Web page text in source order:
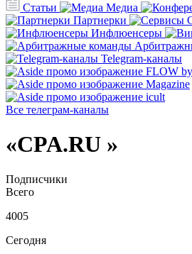
Статьи
Медиа
Партнерки
Инфлюенсеры
Telegram-каналы
Все телеграм-каналы
«CPA.RU »
Подписчики
Всего
4005
Сегодня